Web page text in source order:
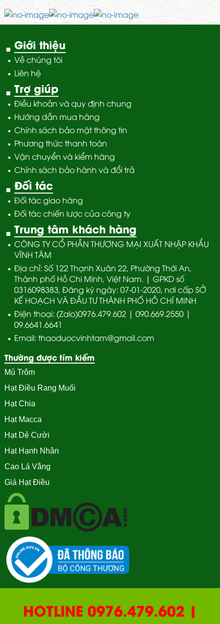
Giới thiệu
Về chúng tôi
Liên hệ
Trợ giúp
Điều khoản và quy định chung
Hướng dẫn mua hàng
Chính sách bảo mật thông tin
Phương thức thanh toán
Vận chuyển và kiểm hàng
Chính sách bảo hành và đổi trả
Đối tác
Đối tác giao hàng
Đối tác chiến lược của công ty
Trung tâm khách hàng
CÔNG TY CỔ PHẦN THƯƠNG MẠI XUẤT NHẬP KHẨU
VĨNH TÂM
Địa chỉ: Số 122 Thạnh Xuân 22, Phường Thới An,
Thành phố Hồ Chi Minh, Việt Nam. | GPKD số
0316098383, Đăng ký ngày: 07-01-2020, nơi cấp SỞ
KẾ HOẠCH VÀ ĐẦU TƯ THÀNH PHỐ HỒ CHÍ MINH
Điện thoại: (Zalo)0976.479.602 | 090.669.2550 |
09.6641.6641
Email: thaoduocvinhtam@gmail.com
Thường được tím kiếm
Mủ Trôm
Hạt Điều Rang Muối
Hạt Chia
Hạt Macca
Hạt Dẻ Cười
Hạt Hạnh Nhân
Cao Lá Vằng
Giá Hạt Điều
HOTLINE 0976.479.602 |